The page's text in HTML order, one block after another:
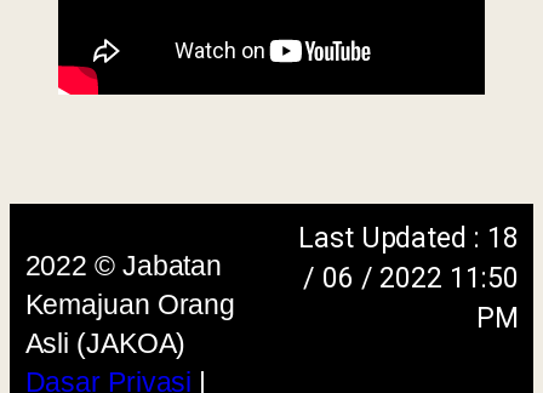
browser versi terkini dengan
skrin beresolusi 1280 x 1024 piksel